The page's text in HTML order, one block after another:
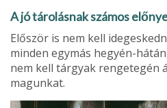
A jó tárolásnak számos
Elő­ször is nem kell
minden egymás hegyén-
nem kell tárgyak renge­tegén
magunkat.